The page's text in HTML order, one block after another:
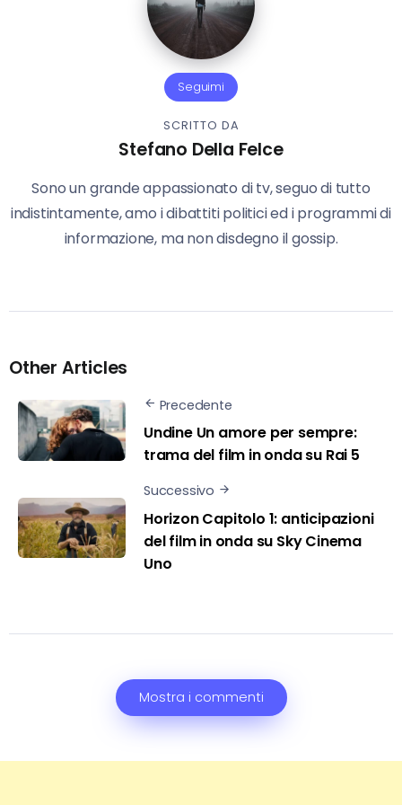
Seguimi
SCRITTO DA
Stefano Della Felce
Sono un grande appassionato di tv, seguo di tutto
indistintamente, amo i dibattiti politici ed i programmi di
informazione, ma non disdegno il gossip.
Other Articles
Precedente
Undine Un amore per sempre:
trama del film in onda su Rai 5
Successivo
Horizon Capitolo 1: anticipazioni
del film in onda su Sky Cinema
Uno
Mostra i commenti